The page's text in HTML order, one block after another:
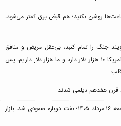
روشن نکنید؛ هم قبض برق کمتر می‌شود،
جنگ را تمام کنید، بی‌عقل مریض و منافق
هستند/ این آدم بی‌عقلی که می‌گوید آمریکا ۱۰ هزار دلار دارد و ما هزار دلار داریم، پس
پیش بینی قیمت طلا، سکه و دلار جمعه ۱۶ مرداد ۱۴۰۵؛ نفت دوباره صعودی شد، بازار